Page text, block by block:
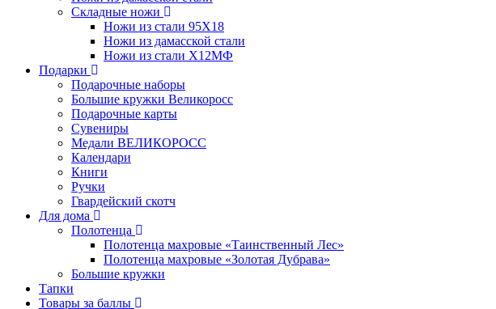
Складные ножи
Ножи из стали 95X18
Ножи из дамасской стали
Ножи из стали Х12МФ
Подарки
Подарочные наборы
Большие кружки Великоросс
Подарочные карты
Сувениры
Медали ВЕЛИКОРОСС
Календари
Книги
Ручки
Гвардейский скотч
Для дома
Полотенца
Полотенца махровые «Таинственный Лес»
Полотенца махровые «Золотая Дубрава»
Большие кружки
Тапки
Товары за баллы